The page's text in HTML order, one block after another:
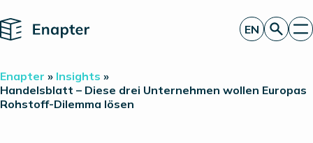
Home
Technology
Products
EN
Enapter » Insights »
Handelsblatt – Diese drei Unternehmen wollen Europas
Rohstoff-Dilemma lösen